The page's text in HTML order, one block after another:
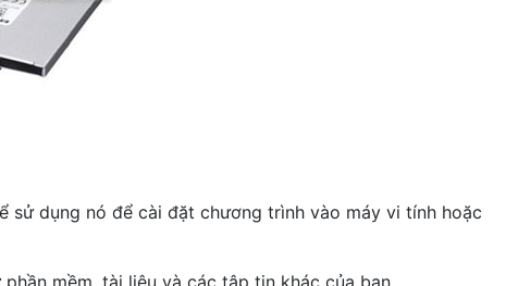
sử dụng nó để cài đặt chương trình vào máy vi tính hoặc
mềm, tài liệu và các tập tin khác của bạn.